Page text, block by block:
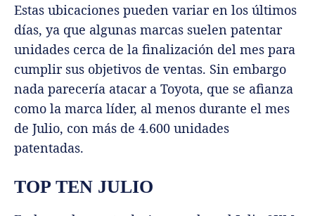
Estas ubicaciones pueden variar en los últimos
días, ya que algunas marcas suelen patentar
unidades cerca de la finalización del mes para
cumplir sus objetivos de ventas. Sin embargo
nada parecería atacar a Toyota, que se afianza
como la marca líder, al menos durante el mes
de Julio, con más de 4.600 unidades
patentadas.
TOP TEN JULIO